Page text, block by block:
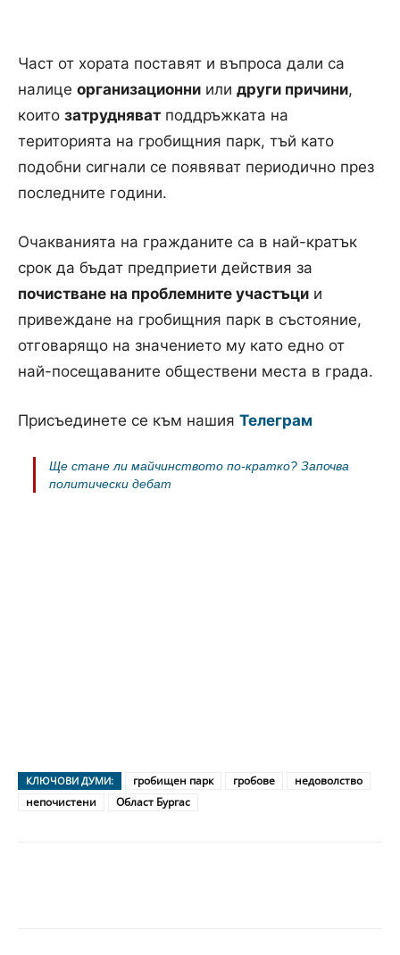
Част от хората поставят и въпроса дали са
налице организационни или други причини,
които затрудняват поддръжката на
територията на гробищния парк, тъй като
подобни сигнали се появяват периодично през
последните години.
Очакванията на гражданите са в най-кратък
срок да бъдат предприети действия за
почистване на проблемните участъци и
привеждане на гробищния парк в състояние,
отговарящо на значението му като едно от
най-посещаваните обществени места в града.
Присъединете се към нашия Телеграм
Ще стане ли майчинството по-кратко? Започва
политически дебат
КЛЮЧОВИ ДУМИ: гробищен парк гробове
недоволство
непочистени
Област Бургас